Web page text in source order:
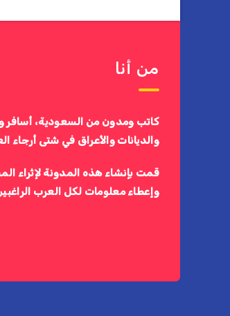
من أنا
كاتب ومدون من السعودية، أسافر
والديانات والأعراق في شتى أرجاء
قمت بإنشاء هذه المدونة لإثراء
وإعطاء معلومات لكل العرب